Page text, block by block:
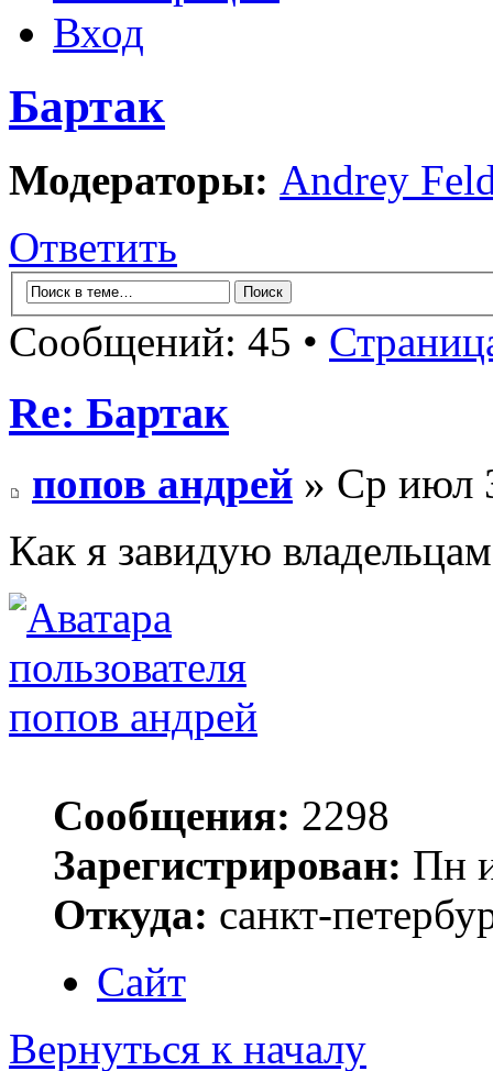
Вход
Бартак
Модераторы: Andrey
Ответить
Сообщений: 45 •
Re: Бартак
попов андрей » Ср июл
Как я завидую
попов андрей
Сообщения: 2298
Зарегистрирован: Пн
Откуда: санкт-
Сайт
Вернуться к началу